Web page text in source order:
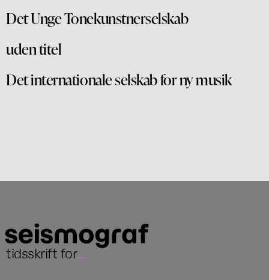
Det Unge Tonekunstnerselskab
uden titel
Det internationale selskab for ny musik
tidsskrift for...